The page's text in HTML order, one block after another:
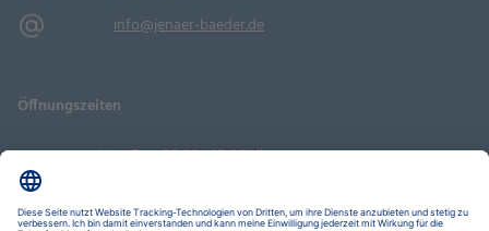
info@jenaer-baeder.de
Öffnungszeiten
Mo - Fr
08:00 - 18:00 Uhr